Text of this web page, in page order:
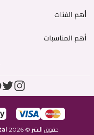
أهم الفئات
أهم المناسبات
حقوق النشر ©
2026